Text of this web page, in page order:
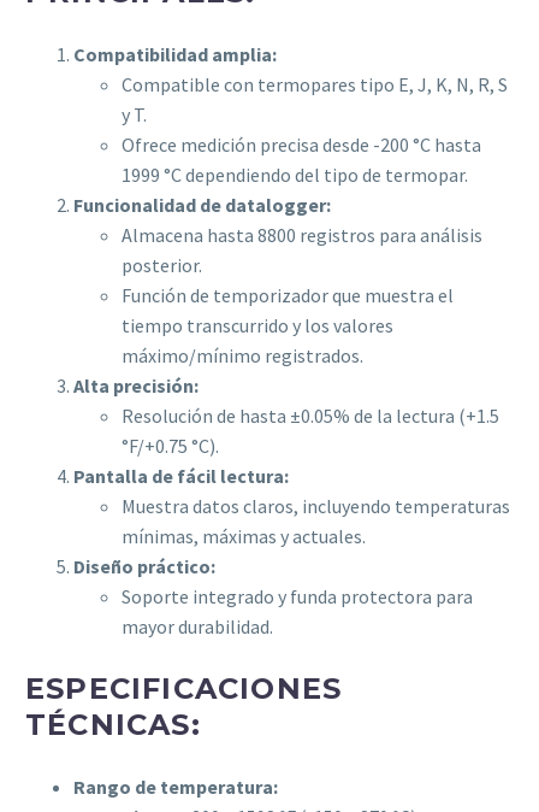
Compatibilidad amplia:
Compatible con termopares tipo E, J, K, N, R, S
y T.
Ofrece medición precisa desde -200 °C hasta
1999 °C dependiendo del tipo de termopar.
Funcionalidad de datalogger:
Almacena hasta 8800 registros para análisis
posterior.
Función de temporizador que muestra el
tiempo transcurrido y los valores
máximo/mínimo registrados.
Alta precisión:
Resolución de hasta ±0.05% de la lectura (+1.5
°F/+0.75 °C).
Pantalla de fácil lectura:
Muestra datos claros, incluyendo temperaturas
mínimas, máximas y actuales.
Diseño práctico:
Soporte integrado y funda protectora para
mayor durabilidad.
ESPECIFICACIONES
TÉCNICAS:
Rango de temperatura: